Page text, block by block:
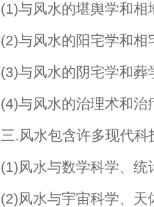
(1)与风水的堪舆学和相
(2)与风水的阳宅学和相
(3)与风水的阴宅学和葬
(4)与风水的治理术和治
三.风水包含许多现代
(1)风水与数学科学、统
(2)风水与宇宙科学、天